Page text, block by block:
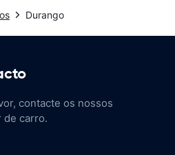
Durango
contacte os nossos
de carro.